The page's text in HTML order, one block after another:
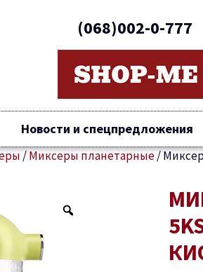
(068)002-0-777
Новости и спецпредложения
/Миксеры планетарные/
Artisan